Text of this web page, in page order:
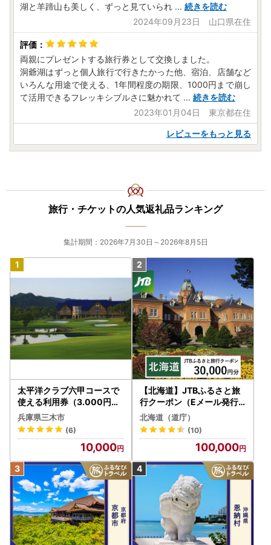
湖と羊蹄山も美しく、ずっと見ていられ ... 続きを読む
2024年09月23日 山口県在住
両親にプレゼントする旅行券として交換しました。
洞爺湖はずっと個人旅行で行きたかった他、宿泊、店舗など
いろんな用途で使える、1年間程度の期限、1000円まで崩し
て活用できるフレッキシブルさに魅かれて ... 続きを読む
2023年01月04日 東京都在住
レビューをもっと見る
旅行・チケットの人気返礼品ランキング
集計期間：2026年7月30日～2026年8月5日
太平洋クラブ六甲コースで
使える利用券（3.000円分
）
兵庫県三木市
(6)
10,000
【北海道】JTBふるさと旅
行クーポン（Eメール発行
）30,000円分 旅行 トラベ
ル 宿泊 人気 おすすめ JTB
W030T
北海道（道庁）
(10)
100,000